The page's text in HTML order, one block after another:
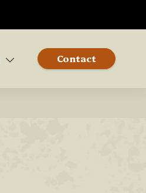
Contact